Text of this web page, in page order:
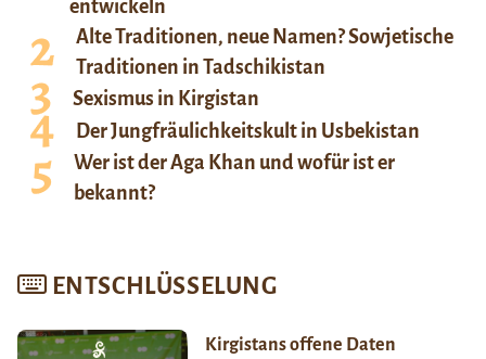
entwickeln
Alte Traditionen, neue Namen? Sowjetische
Traditionen in Tadschikistan
Sexismus in Kirgistan
Der Jungfräulichkeitskult in Usbekistan
Wer ist der Aga Khan und wofür ist er
bekannt?
ENTSCHLÜSSELUNG
Kirgistans offene Daten